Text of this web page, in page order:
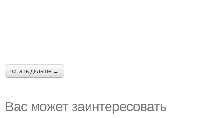
читать дальше →
Вас может заинтересовать